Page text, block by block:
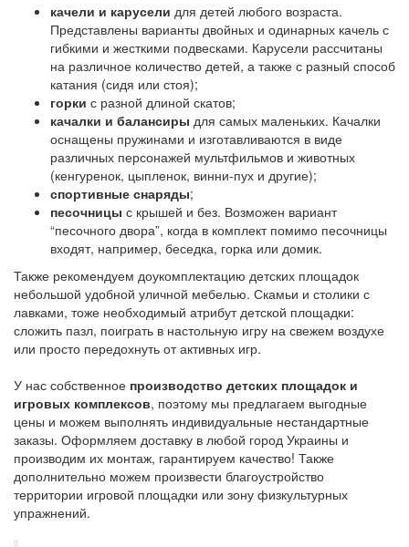
качели и карусели для детей любого возраста.
Представлены варианты двойных и одинарных качель с
гибкими и жесткими подвесками. Карусели рассчитаны
на различное количество детей, а также с разный способ
катания (сидя или стоя);
горки с разной длиной скатов;
качалки и балансиры для самых маленьких. Качалки
оснащены пружинами и изготавливаются в виде
различных персонажей мультфильмов и животных
(кенгуренок, цыпленок, винни-пух и другие);
спортивные снаряды;
песочницы с крышей и без. Возможен вариант
“песочного двора”, когда в комплект помимо песочницы
входят, например, беседка, горка или домик.
Также рекомендуем доукомплектацию детских площадок
небольшой удобной уличной мебелью. Скамьи и столики с
лавками, тоже необходимый атрибут детской площадки:
сложить пазл, поиграть в настольную игру на свежем воздухе
или просто передохнуть от активных игр.
У нас собственное производство детских площадок и
игровых комплексов, поэтому мы предлагаем выгодные
цены и можем выполнять индивидуальные нестандартные
заказы. Оформляем доставку в любой город Украины и
производим их монтаж, гарантируем качество! Также
дополнительно можем произвести благоустройство
территории игровой площадки или зону физкультурных
упражнений.